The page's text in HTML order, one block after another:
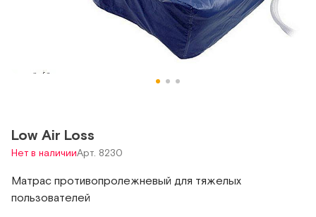
Low Air Loss
Нет в наличииАрт. 8230
Матрас противопролежневый для тяжелых
пользователей